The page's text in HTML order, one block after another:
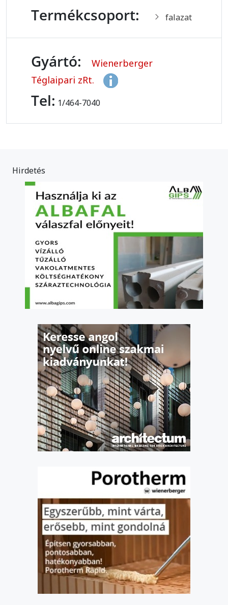
Termékcsoport: falazat
Gyártó:
Wienerberger
Téglaipari zRt.
Tel: 1/464-7040
Hirdetés